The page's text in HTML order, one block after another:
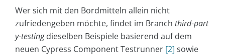
Wer sich mit den Bordmitteln allein nicht
zufriedengeben möchte, findet im Branch third-part
y-testingdieselben Beispiele basierend auf dem
neuen Cypress Component Testrunner [2] sowie